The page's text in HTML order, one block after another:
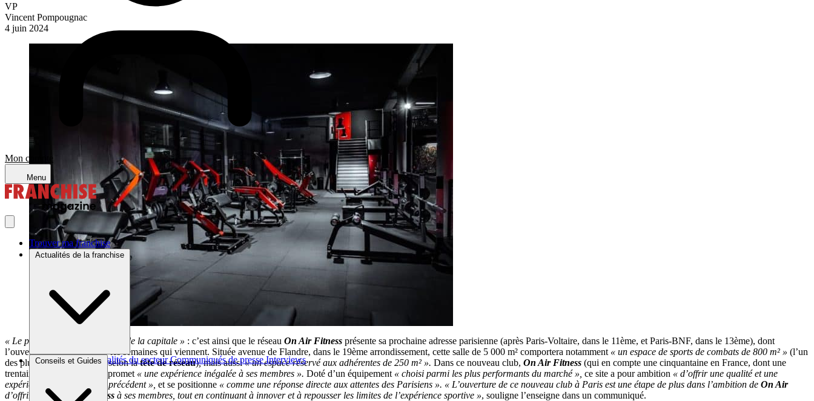
Mon compte
Menu
Trouver ma franchise
Actualités de la franchise
Brèves et actus Actualités du secteur Communiqués de presse Interviews
Conseils et Guides
VP
Vincent Pompougnac
4 juin 2024
« Le plus grand de la capitale » : c’est ainsi que le réseau On Air Fitness présente sa prochaine adresse parisienne (après Paris-Voltaire, dans le 11ème, et Paris-BNF, dans le 13ème), dont
l’ouverture est prévue pour les semaines qui viennent. Située avenue de Flandre, dans le 19ème arrondissement, cette salle de 5 000 m² comportera notamment « un espace de sports de combats de 800 m² » (l’un
des plus grands de France, selon latête de réseau),mais aussi« un espace réservé aux adhérentes de 250 m² ». Dans ce nouveau club, On Air Fitness (qui en compte une cinquantaine en France, dont une
trentaine en Ile-de-France) promet « une expérience inégalée à ses membres ». Doté d’un équipement « choisi parmi les plus performants du marché », ce site a pour ambition « d’offrir une qualité et une
expérience utilisateur sans précédent », et se positionne « comme une réponse directe aux attentes des Parisiens ». « L’ouverture de ce nouveau club à Paris est une étape de plus dans l’ambition de On Air
d’offrir le meilleur dufitness à ses membres, tout en continuant à innover et à repousser les limites de l’expérience sportive », souligne l’enseigne dans un communiqué.